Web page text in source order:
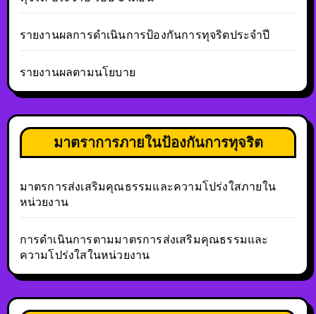
รายงานผลการดำเนินการป้องกันการทุจริตประจำปี
รายงานผลตามนโยบาย
มาตราการภายในป้องกันการทุจริต
มาตรการส่งเสริมคุณธรรมและความโปร่งใสภายใน
หน่วยงาน
การดำเนินการตามมาตรการส่งเสริมคุณธรรมและ
ความโปร่งใสในหน่วยงาน